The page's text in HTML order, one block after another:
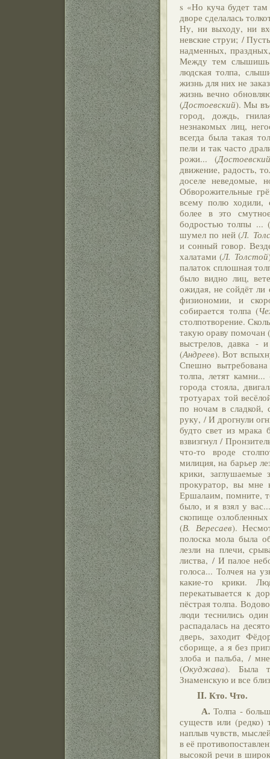
s «Но куча будет
дворе сделалась
Ну, ни выходу, ни
невские струи; /
надменных,
Между тем слышишь,
людская толпа,
жизнь для них не
жизнь вечно
(Достоевский). Мы
город, дождь,
незнакомых лиц,
всегда была такая
пели и так часто
рожи... (
движение, радость,
доселе неведомые,
Обворожительные
всему полю ходили,
более в это
бодростью толпы ...
шумел по ней (Л.
и сонный говор.
халатами (Л. Толстой
палаток сплошная
было видно лиц,
ожидая, не сойдёт
физиономии, и
собирается толпа (
столпотворение.
такую ораву помочан (
выстрелов, давка -
(Андреев). Вот
Спешно
толпа, летят камни...
города стояла,
тротуарах той
по ночам в сладкой,
руку, / И дрогнули
будто свет из мрака
взвизгнул /
что-то вроде
милиция, на барьер
крики, заглушаемые
прокуратор, вы
Ершалаим, помните,
было, и я взял у
скопище
(В. Вересаев).
полоска мола была
лезли на плечи,
листва, / И палое
голоса... Толчея на
какие-то крики.
перекатывается к
пёстрая толпа.
люди теснились
распадалась на
дверь, заходит
сборище, а я без
злоба и пальба, /
(Окуджава). Была
Знаменскую и все
II. Кто. Что.
А. Толпа -
существ или (редко)
наплыв чувств,
в её
высокой речи в